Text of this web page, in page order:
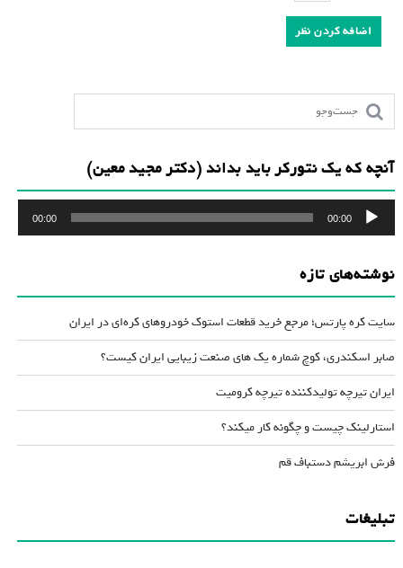
آنچه که یک نتورکر باید بداند (دکتر مجید معین)
پخش‌کننده
صوت
00:00
00:00
نوشته‌های تازه
سایت کره پارتس؛ مرجع خرید قطعات استوک خودروهای کره‌ای در ایران
صابر اسکندری، کوچ شماره یک های صنعت زیبایی ایران کیست؟
ایران تیرچه تولیدکننده تیرچه کرومیت
استارلینک چیست و چگونه کار میکند؟
فرش ابریشم دستباف قم
تبلیغات